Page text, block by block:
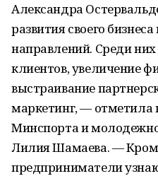
Александра
развития своего
направлений. Среди
клиентов, увеличение
выстраивание
маркетинг, — отметила
Минспорта и
Лилия Шамаева. —
предприниматели